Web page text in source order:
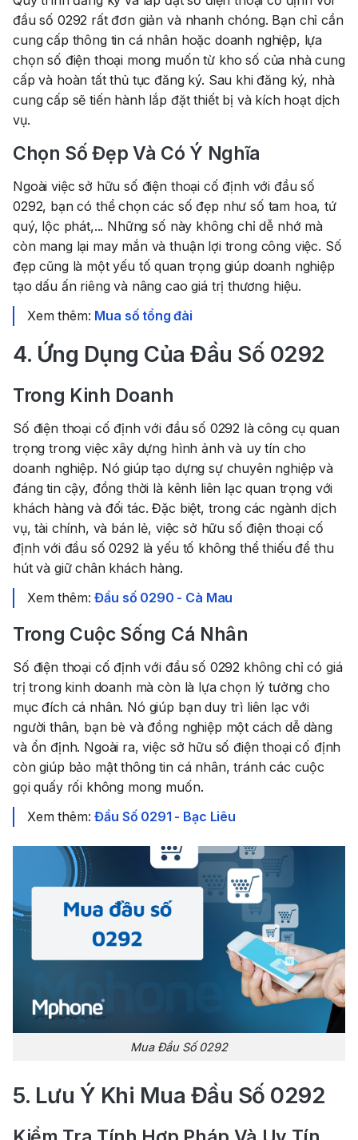
đầu số 0292 rất đơn giản và nhanh chóng. Bạn chỉ cần
cung cấp thông tin cá nhân hoặc doanh nghiệp, lựa
chọn số điện thoại mong muốn từ kho số của nhà cung
cấp và hoàn tất thủ tục đăng ký. Sau khi đăng ký, nhà
cung cấp sẽ tiến hành lắp đặt thiết bị và kích hoạt dịch
vụ.
Chọn Số Đẹp Và Có Ý Nghĩa
Ngoài việc sở hữu số điện thoại cố định với đầu số
0292, bạn có thể chọn các số đẹp như số tam hoa, tứ
quý, lộc phát,... Những số này không chỉ dễ nhớ mà
còn mang lại may mắn và thuận lợi trong công việc. Số
đẹp cũng là một yếu tố quan trọng giúp doanh nghiệp
tạo dấu ấn riêng và nâng cao giá trị thương hiệu.
Xem thêm: Mua số tổng đài
4. Ứng Dụng Của Đầu Số 0292
Trong Kinh Doanh
Số điện thoại cố định với đầu số 0292 là công cụ quan
trọng trong việc xây dựng hình ảnh và uy tín cho
doanh nghiệp. Nó giúp tạo dựng sự chuyên nghiệp và
đáng tin cậy, đồng thời là kênh liên lạc quan trọng với
khách hàng và đối tác. Đặc biệt, trong các ngành dịch
vụ, tài chính, và bán lẻ, việc sở hữu số điện thoại cố
định với đầu số 0292 là yếu tố không thể thiếu để thu
hút và giữ chân khách hàng.
Xem thêm:Đầu số 0290 - Cà Mau
Trong Cuộc Sống Cá Nhân
Số điện thoại cố định với đầu số 0292 không chỉ có giá
trị trong kinh doanh mà còn là lựa chọn lý tưởng cho
mục đích cá nhân. Nó giúp bạn duy trì liên lạc với
người thân, bạn bè và đồng nghiệp một cách dễ dàng
và ổn định. Ngoài ra, việc sở hữu số điện thoại cố định
còn giúp bảo mật thông tin cá nhân, tránh các cuộc
gọi quấy rối không mong muốn.
Xem thêm:Đầu Số 0291 - Bạc Liêu
Mua Đầu Số 0292
5. Lưu Ý Khi Mua Đầu Số 0292